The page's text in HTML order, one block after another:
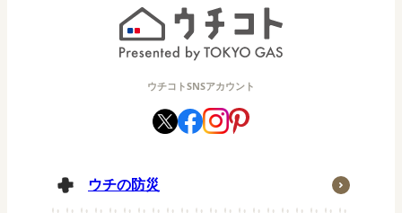
ウチコトSNSアカウント
ウチの防災